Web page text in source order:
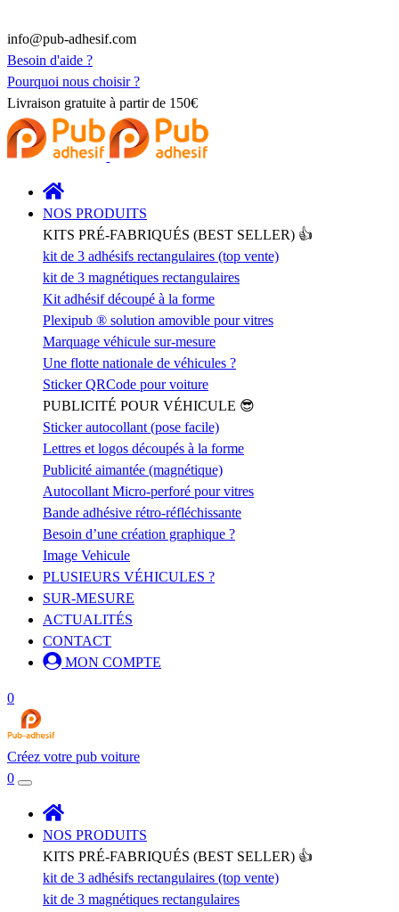
info@pub-adhesif.com
Besoin d'aide ?
Pourquoi nous choisir ?
Livraison gratuite à partir de 150€
NOS PRODUITS
KITS PRÉ-FABRIQUÉS (BEST SELLER) 👍
kit de 3 adhésifs rectangulaires (top vente)
kit de 3 magnétiques rectangulaires
Kit adhésif découpé à la forme
Plexipub ® solution amovible pour vitres
Marquage véhicule sur-mesure
Une flotte nationale de véhicules ?
Sticker QRCode pour voiture
PUBLICITÉ POUR VÉHICULE 😎
Sticker autocollant (pose facile)
Lettres et logos découpés à la forme
Publicité aimantée (magnétique)
Autocollant Micro-perforé pour vitres
Bande adhésive rétro-réfléchissante
Besoin d’une création graphique ?
Image Vehicule
PLUSIEURS VÉHICULES ?
SUR-MESURE
ACTUALITÉS
CONTACT
MON COMPTE
0
Créez votre pub voiture
0
NOS PRODUITS
KITS PRÉ-FABRIQUÉS (BEST SELLER) 👍
kit de 3 adhésifs rectangulaires (top vente)
kit de 3 magnétiques rectangulaires